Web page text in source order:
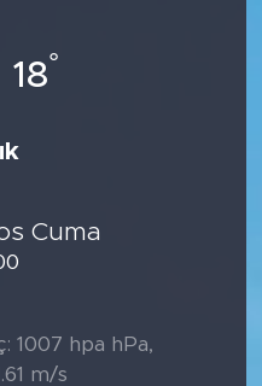
18°
Cuma
1007 hpa hPa,
m/s